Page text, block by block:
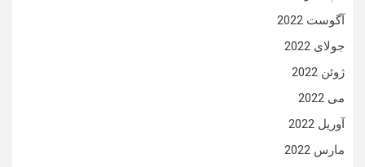
آگوست 2022
جولای 2022
ژوئن 2022
می 2022
آوریل 2022
مارس 2022